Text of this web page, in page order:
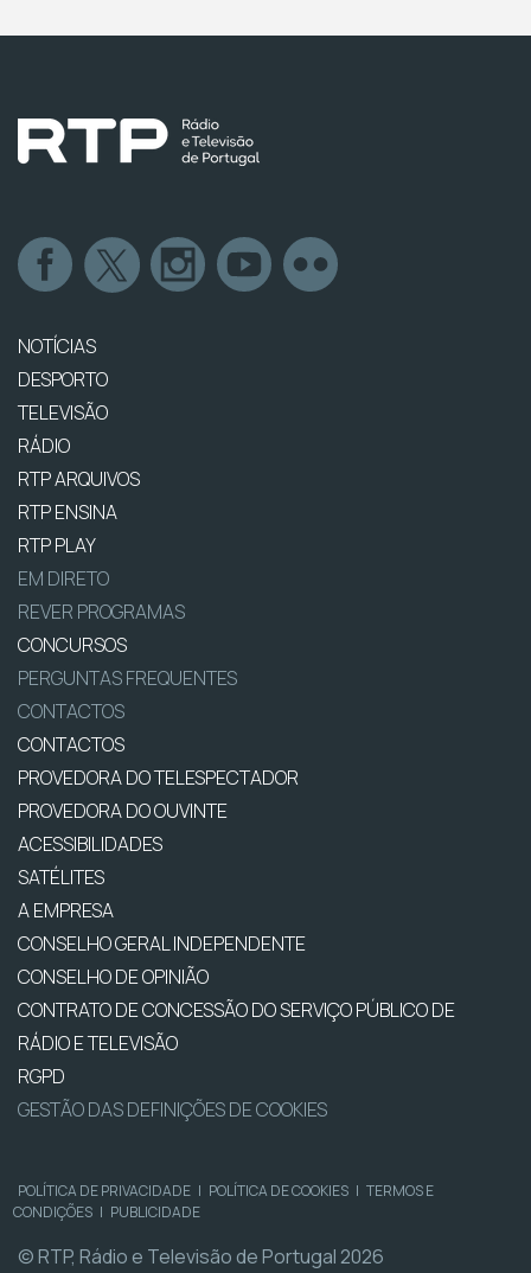
NOTÍCIAS
DESPORTO
TELEVISÃO
RÁDIO
RTP ARQUIVOS
RTP ENSINA
RTP PLAY
EM DIRETO
REVER PROGRAMAS
CONCURSOS
PERGUNTAS FREQUENTES
CONTACTOS
CONTACTOS
PROVEDORA DO TELESPECTADOR
PROVEDORA DO OUVINTE
ACESSIBILIDADES
SATÉLITES
A EMPRESA
CONSELHO GERAL INDEPENDENTE
CONSELHO DE OPINIÃO
CONTRATO DE CONCESSÃO DO SERVIÇO PÚBLICO DE
RÁDIO E TELEVISÃO
RGPD
GESTÃO DAS DEFINIÇÕES DE COOKIES
POLÍTICA DE PRIVACIDADE | POLÍTICA DE COOKIES | TERMOS E
CONDIÇÕES | PUBLICIDADE
© RTP, Rádio e Televisão de Portugal 2026